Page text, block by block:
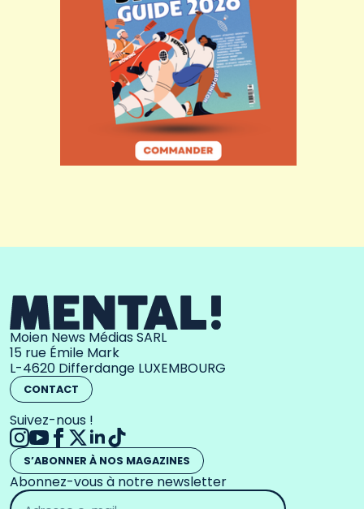
Moien News Médias SARL
15 rue Émile Mark
L-4620 Differdange LUXEMBOURG
CONTACT
Suivez-nous !
S’ABONNER À NOS MAGAZINES
Abonnez-vous à notre newsletter
Adresse